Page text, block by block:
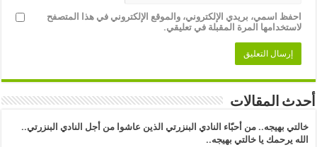
احفظ اسمي، بريدي الإلكتروني، والموقع الإلكتروني في هذا المتصفح
لاستخدامها المرة المقبلة في تعليقي.
أحدث المقالات
خالتي بهيجه.. من أحبّاء النادي البنزرتي الذين عاشوا من أجل النادي البنزرتي..
الله يرحمك يا خالتي بهيجه..